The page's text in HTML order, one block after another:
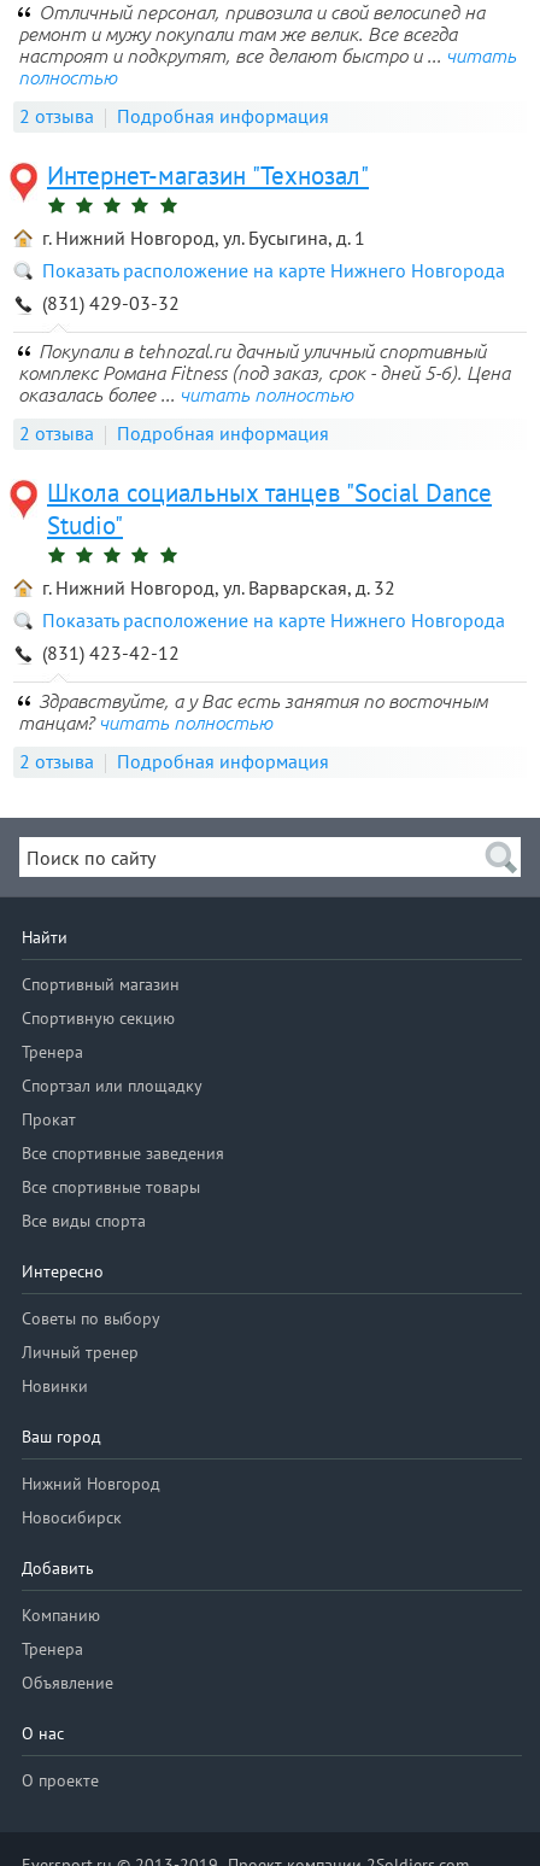
Отличный персонал, привозила и свой велосипед на
ремонт и мужу покупали там же велик. Все всегда
настроят и подкрутят, все делают быстро и ... читать
полностью
2 отзыва Подробная информация
Интернет-магазин "Технозал"
г. Нижний Новгород, ул. Бусыгина, д. 1
Показать расположение на карте Нижнего Новгорода
(831) 429-03-32
Покупали в tehnozal.ru дачный уличный спортивный
комплекс Романа Fitness (под заказ, срок - дней 5-6). Цена
оказалась более ... читать полностью
2 отзыва Подробная информация
Школа социальных танцев "Social Dance
Studio"
г. Нижний Новгород, ул. Варварская, д. 32
Показать расположение на карте Нижнего Новгорода
(831) 423-42-12
Здравствуйте, а у Вас есть занятия по восточным
танцам? читать полностью
2 отзыва Подробная информация
Найти
Спортивный магазин
Спортивную секцию
Тренера
Спортзал или площадку
Прокат
Все спортивные заведения
Все спортивные товары
Все виды спорта
Интересно
Советы по выбору
Личный тренер
Новинки
Ваш город
Нижний Новгород
Новосибирск
Добавить
Компанию
Тренера
Объявление
О нас
О проекте